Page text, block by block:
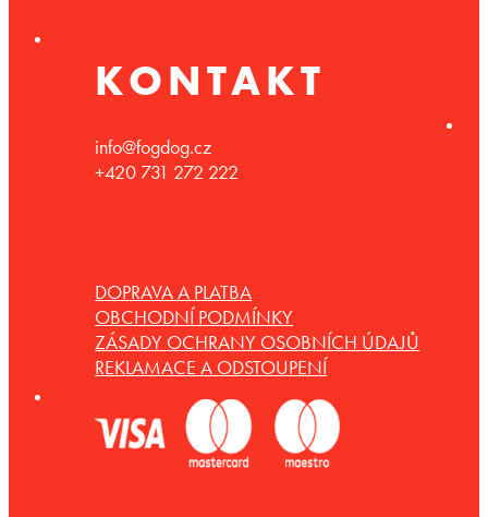
KONTAKT
info@fogdog.cz
+420 731 272 222
DOPRAVA A PLATBA
OBCHODNÍ PODMÍNKY
ZÁSADY OCHRANY OSOBNÍCH ÚDAJŮ
REKLAMACE A ODSTOUPENÍ